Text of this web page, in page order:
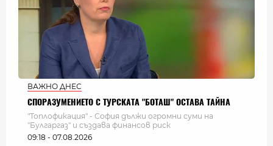
ВАЖНО ДНЕС
СПОРАЗУМЕНИЕТО С ТУРСКАТА "БОТАШ" ОСТАВА ТАЙНА
"Топлофикация" - София дължи огромни суми на
"Булгаргаз" и създава финансов риск
09:18 - 07.08.2026